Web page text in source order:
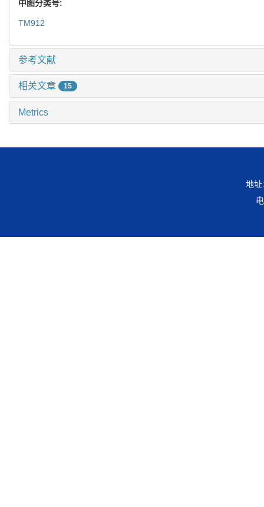
中图分类号:
TM912
参考文献
相关文章 15
Metrics
地